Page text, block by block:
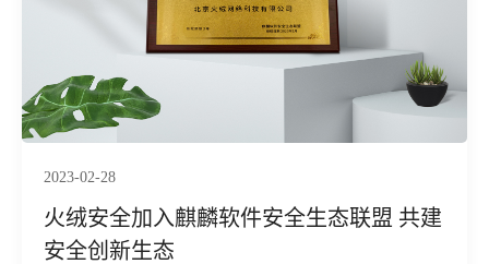
2023-02-28
火绒安全加入麒麟软件安全生态联盟 共建
安全创新生态